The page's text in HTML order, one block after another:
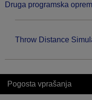
Druga programska
Throw Distance
Pogosta vprašanja